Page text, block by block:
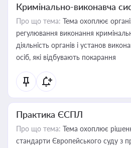
Кримінально-виконавча
Про що тема: Тема охоплює
регулювання виконання
діяльність органів і установ
осіб, які відбувають покарання
Практика ЄСПЛ
Про що тема: Тема охоплює
стандарти Європейського суду з